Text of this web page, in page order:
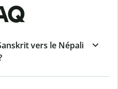
vers le Népali